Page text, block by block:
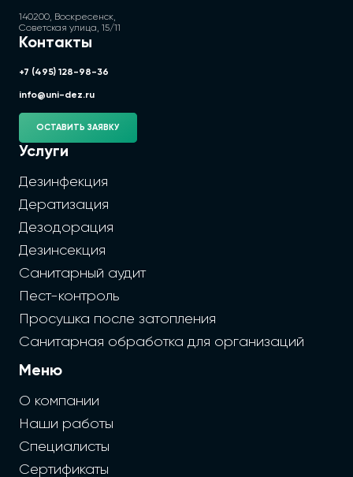
140200, Воскресенск,
Советская улица, 15/11
Контакты
+7 (495) 128-98-36
info@uni-dez.ru
ОСТАВИТЬ ЗАЯВКУ
Услуги
Дезинфекция
Дератизация
Дезодорация
Дезинсекция
Санитарный аудит
Пест-контроль
Просушка после затопления
Санитарная обработка для организаций
Меню
О компании
Наши работы
Специалисты
Сертификаты